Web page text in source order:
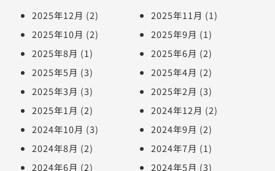
2025年12月 (2) 2025年11月 (1)
2025年10月 (2) 2025年9月 (1)
2025年8月 (1) 2025年6月 (2)
2025年5月 (3) 2025年4月 (2)
2025年3月 (3) 2025年2月 (3)
2025年1月 (2) 2024年12月 (2)
2024年10月 (3) 2024年9月 (2)
2024年8月 (2) 2024年7月 (1)
2024年6月 (2) 2024年5月 (3)